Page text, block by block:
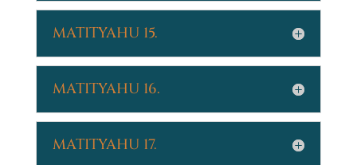
MATITYAHU 15.
MATITYAHU 16.
MATITYAHU 17.